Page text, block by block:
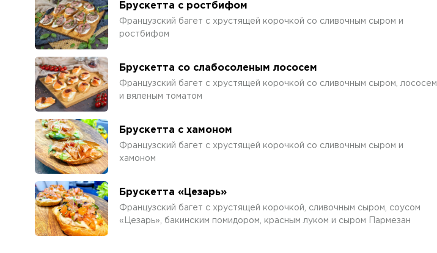
Брускетта с ростбифом
Французский багет с хрустящей корочкой со сливочным сыром и
ростбифом
Брускетта со слабосоленым лососем
Французский багет с хрустящей корочкой со сливочным сыром, лососем
и вяленым томатом
Брускетта с хамоном
Французский багет с хрустящей корочкой со сливочным сыром и
хамоном
Брускетта «Цезарь»
Французский багет с хрустящей корочкой, сливочным сыром, соусом
«Цезарь», бакинским помидором, красным луком и сыром Пармезан